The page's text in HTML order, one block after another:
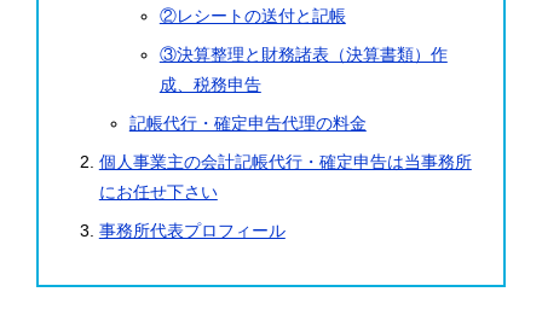
②レシートの送付と記帳
③決算整理と財務諸表（決算書類）作
成、税務申告
記帳代行・確定申告代理の料金
個人事業主の会計記帳代行・確定申告は当事務所
にお任せ下さい
事務所代表プロフィール